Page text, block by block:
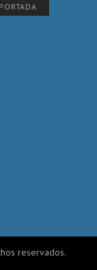
PORTADA
reservados.